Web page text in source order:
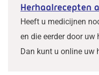
Herhaalrecepten
Heeft u medicijnen
en die eerder door
Dan kunt u online uw